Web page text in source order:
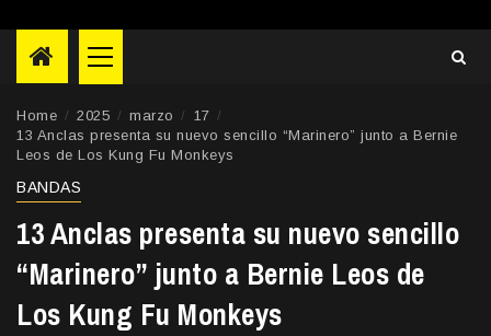
Primary
Menu
Home 2025 marzo
17
13 Anclas presenta su nuevo sencillo “Marinero” junto a Bernie
Leos de Los Kung Fu Monkeys
BANDAS
13 Anclas presenta su nuevo sencillo
“Marinero” junto a Bernie Leos de
Los Kung Fu Monkeys